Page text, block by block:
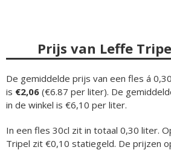
Prijs van Leffe
De gemiddelde prijs van een fles á
is €2,06 (€6.87 per liter). De
in de winkel is €6,10 per liter.
In een fles 30cl zit in totaal 0,30 liter.
Tripel zit €0,10 statiegeld. De prijzen